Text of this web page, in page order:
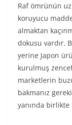
Raf ömrünün
koruyucu
almaktan
dokusu vardır.
yerine Japon
kurulmuş
marketlerin
bakmanız
yanında birlikte